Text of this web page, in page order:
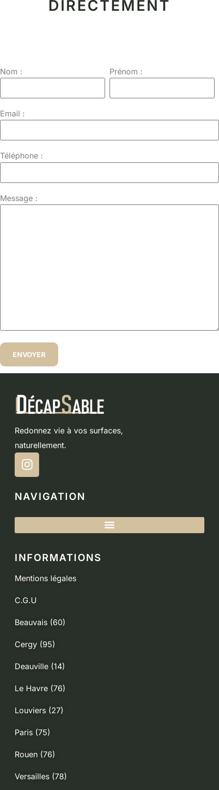
DIRECTEMENT
Nom : Prénom :
Email :
Téléphone :
Message :
Redonnez vie à vos surfaces,
naturellement.
NAVIGATION
INFORMATIONS
Mentions légales
C.G.U
Beauvais (60)
Cergy (95)
Deauville (14)
Le Havre (76)
Louviers (27)
Paris (75)
Rouen (76)
Versailles (78)